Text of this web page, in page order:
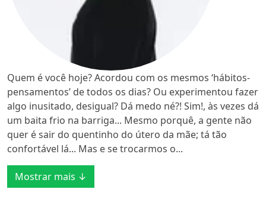
Quem é você hoje? Acordou com os mesmos ‘hábitos-
pensamentos’ de todos os dias? Ou experimentou fazer
algo inusitado, desigual? Dá medo né?! Sim!, às vezes dá
um baita frio na barriga... Mesmo porquê, a gente não
quer é sair do quentinho do útero da mãe; tá tão
confortável lá... Mas e se trocarmos o...
Mostrar mais ↓